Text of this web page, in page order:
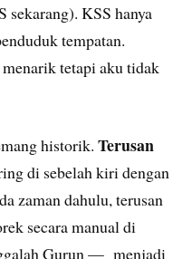
sekarang). KSS hanya
tempatan.
tetapi aku tidak
historik.Terusan
di sebelah kiri dengan
zaman dahulu, terusan
secara manual di
Gurun — menjadi